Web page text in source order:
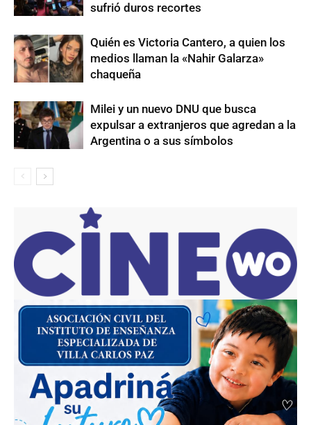
sufrió duros recortes
Quién es Victoria Cantero, a quien los
medios llaman la «Nahir Galarza»
chaqueña
Milei y un nuevo DNU que busca
expulsar a extranjeros que agredan a la
Argentina o a sus símbolos